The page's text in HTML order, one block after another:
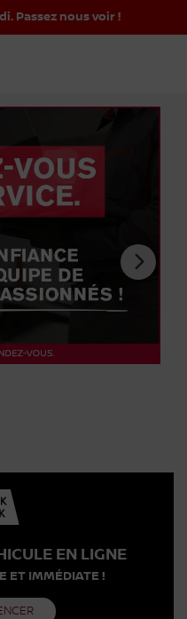
Passez nous voir !
EN LIGNE
ET IMMÉDIATE !